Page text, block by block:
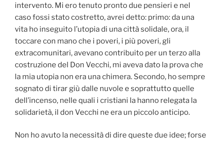
intervento. Mi ero tenuto pronto due pensieri e nel
caso fossi stato costretto, avrei detto: primo: da una
vita ho inseguito l’utopia di una città solidale, ora, il
toccare con mano che i poveri, i più poveri, gli
extracomunitari, avevano contribuito per un terzo alla
costruzione del Don Vecchi, mi aveva dato la prova che
la mia utopia non era una chimera. Secondo, ho sempre
sognato di tirar giù dalle nuvole e soprattutto quelle
dell’incenso, nelle quali i cristiani la hanno relegata la
solidarietà, il don Vecchi ne era un piccolo anticipo.
Non ho avuto la necessità di dire queste due idee; forse